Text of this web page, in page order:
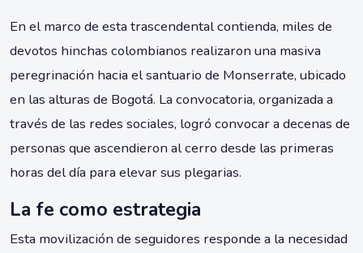
En el marco de esta trascendental contienda, miles de
devotos hinchas colombianos realizaron una masiva
peregrinación hacia el santuario de Monserrate, ubicado
en las alturas de Bogotá. La convocatoria, organizada a
través de las redes sociales, logró convocar a decenas de
personas que ascendieron al cerro desde las primeras
horas del día para elevar sus plegarias.
La fe como estrategia
Esta movilización de seguidores responde a la necesidad